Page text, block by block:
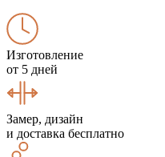
Изготовление
от 5 дней
Замер, дизайн
и доставка бесплатно